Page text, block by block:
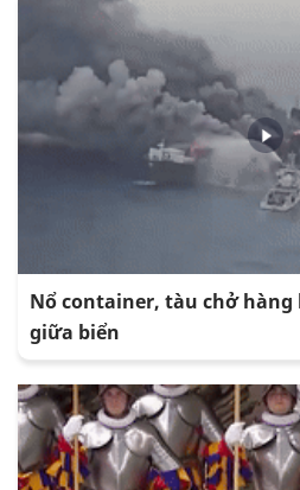
Nổ container, tàu chở
giữa biển